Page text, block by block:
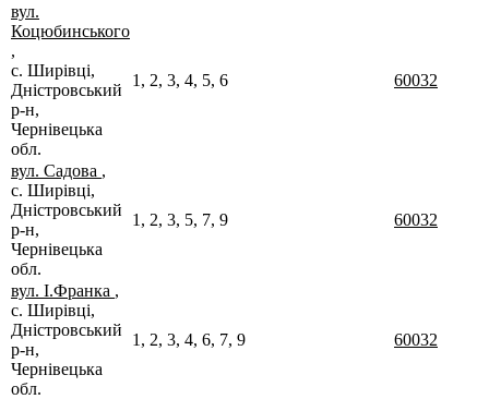
вул.
Коцюбинського
,
с. Ширівці,
Дністровський
р-н,
Чернівецька
обл.
1, 2, 3, 4, 5, 6 60032
вул. Садова ,
с. Ширівці,
Дністровський
р-н,
Чернівецька
обл.
1, 2, 3, 5, 7, 9 60032
вул. І.Франка ,
с. Ширівці,
Дністровський
р-н,
Чернівецька
обл.
1, 2, 3, 4, 6, 7, 9 60032